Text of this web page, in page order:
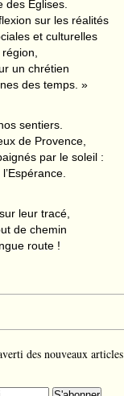
des Églises.
sur les réalités
et culturelles
un chrétien
des temps. »
sentiers.
de Provence,
par le soleil :
leur tracé,
de chemin
route !
des nouveaux articles